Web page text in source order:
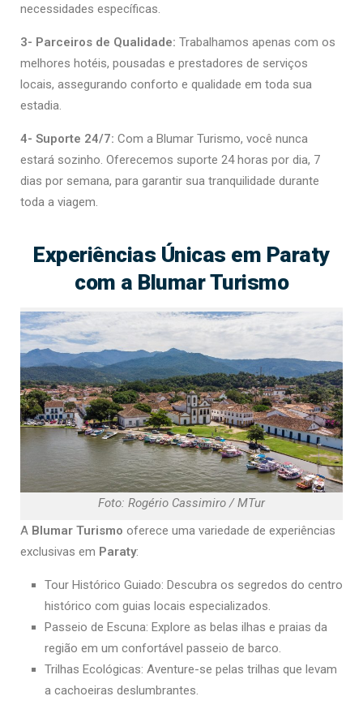
necessidades específicas.
3- Parceiros de Qualidade: Trabalhamos apenas com os
melhores hotéis, pousadas e prestadores de serviços
locais, assegurando conforto e qualidade em toda sua
estadia.
4- Suporte 24/7: Com a Blumar Turismo, você nunca
estará sozinho. Oferecemos suporte 24 horas por dia, 7
dias por semana, para garantir sua tranquilidade durante
toda a viagem.
Experiências Únicas em Paraty
com a Blumar Turismo
Foto: Rogério Cassimiro / MTur
A Blumar Turismo oferece uma variedade de experiências
exclusivas em Paraty:
Tour Histórico Guiado: Descubra os segredos do centro
histórico com guias locais especializados.
Passeio de Escuna: Explore as belas ilhas e praias da
região em um confortável passeio de barco.
Trilhas Ecológicas: Aventure-se pelas trilhas que levam
a cachoeiras deslumbrantes.